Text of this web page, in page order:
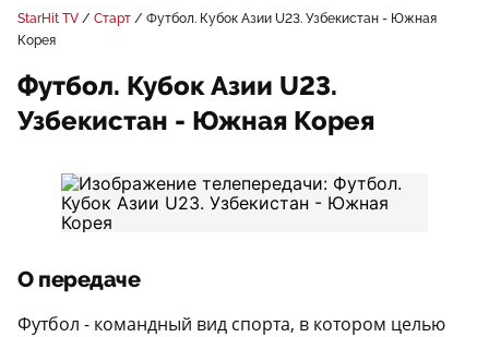
StarHit TV Старт
Футбол. Кубок Азии U23. Узбекистан - Южная
Корея
Футбол. Кубок Азии U23.
Узбекистан - Южная Корея
О передаче
Футбол - командный вид спорта, в котором целью